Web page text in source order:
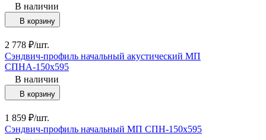
В наличии
В корзину
2 778 ₽/шт.
Сэндвич-профиль начальный акустический МП
СПНА-150х595
В наличии
В корзину
1 859 ₽/шт.
Сэндвич-профиль начальный МП СПН-150х595